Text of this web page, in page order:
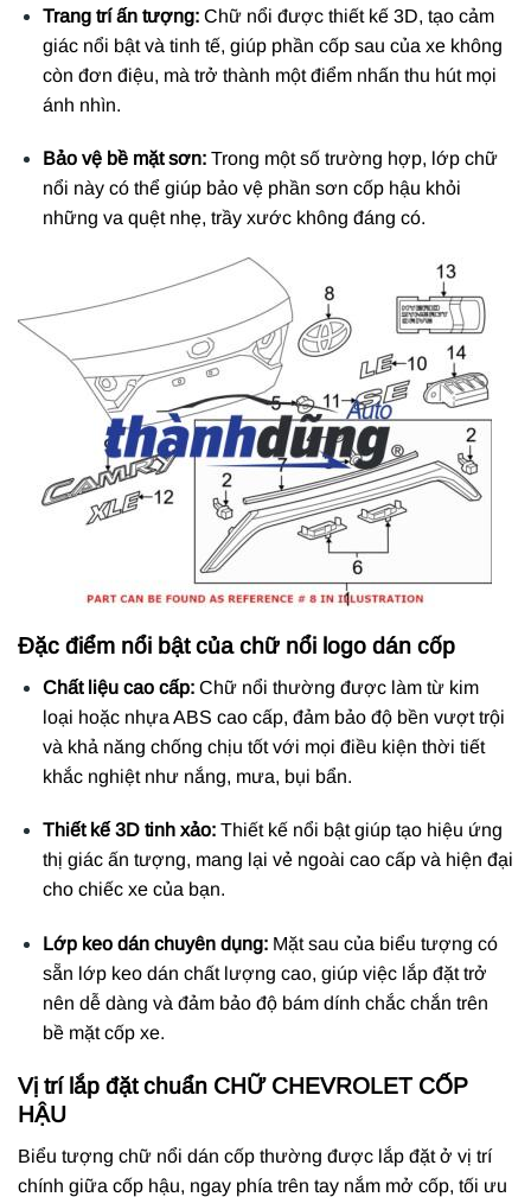
Trang trí ấn tượng: Chữ nổi được thiết kế 3D, tạo cảm
giác nổi bật và tinh tế, giúp phần cốp sau của xe không
còn đơn điệu, mà trở thành một điểm nhấn thu hút mọi
ánh nhìn.
Bảo vệ bề mặt sơn: Trong một số trường hợp, lớp chữ
nổi này có thể giúp bảo vệ phần sơn cốp hậu khỏi
những va quệt nhẹ, trầy xước không đáng có.
Đặc điểm nổi bật của chữ nổi logo dán cốp
Chất liệu cao cấp: Chữ nổi thường được làm từ kim
loại hoặc nhựa ABS cao cấp, đảm bảo độ bền vượt trội
và khả năng chống chịu tốt với mọi điều kiện thời tiết
khắc nghiệt như nắng, mưa, bụi bẩn.
Thiết kế 3D tinh xảo: Thiết kế nổi bật giúp tạo hiệu ứng
thị giác ấn tượng, mang lại vẻ ngoài cao cấp và hiện đại
cho chiếc xe của bạn.
Lớp keo dán chuyên dụng: Mặt sau của biểu tượng có
sẵn lớp keo dán chất lượng cao, giúp việc lắp đặt trở
nên dễ dàng và đảm bảo độ bám dính chắc chắn trên
bề mặt cốp xe.
Vị trí lắp đặt chuẩn CHỮ CHEVROLET CỐP
HẬU
Biểu tượng chữ nổi dán cốp thường được lắp đặt ở vị trí
chính giữa cốp hậu, ngay phía trên tay nắm mở cốp, tối ưu